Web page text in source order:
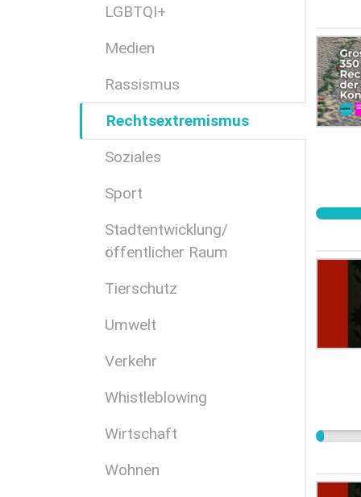
LGBTQI+
Medien
Rassismus
Rechtsextremismus
Soziales
Sport
Stadtentwicklung/
öffentlicher Raum
Tierschutz
Umwelt
Verkehr
Whistleblowing
Wirtschaft
Wohnen